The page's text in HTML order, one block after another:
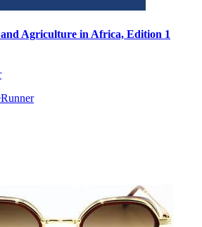
Agriculture in Africa, Edition 1